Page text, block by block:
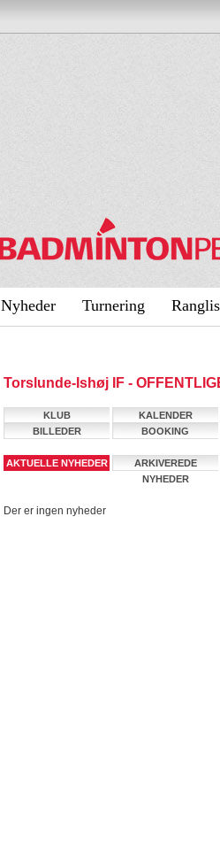
Nyheder Turnering
Torslunde-Ishøj IF -
KLUB
KALENDER
BILLEDER
BOOKING
AKTUELLE NYHEDER
ARKIVEREDE
NYHEDER
Der er ingen nyheder